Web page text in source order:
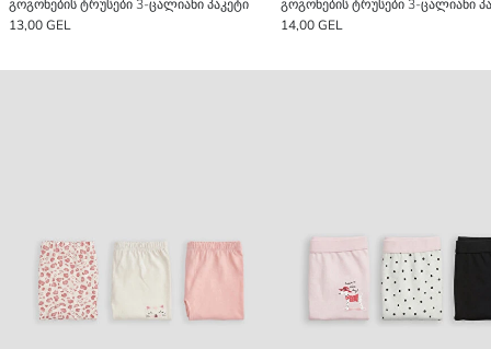
გოგონების ტრუსები 3-ცალიანი პაკეტი
13,00 GEL
გოგონების ტრუსები 3-ცალიანი
14,00 GEL